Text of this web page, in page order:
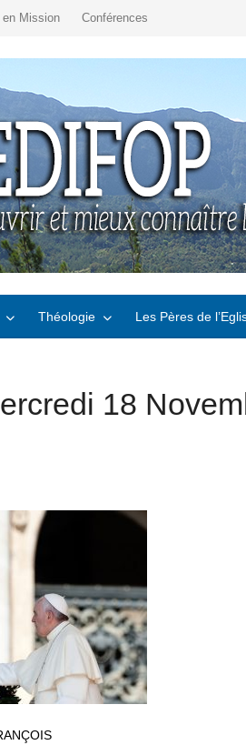
en Mission Conférences
Théologie Les Pères de
18